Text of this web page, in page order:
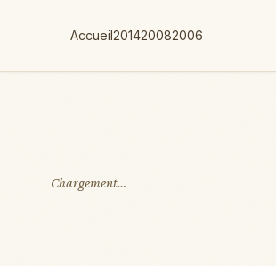
Accueil201420082006
Chargement…